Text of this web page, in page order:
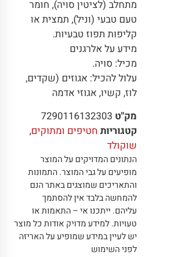
מתחלב (לציטין סויה), חומר
טעם טבעי (וניל), תמצית או
קליפות תפוז טבעיות.
מידע על אלרגנים
מכיל: סויה.
עלול להכיל: אגוזים (שקדים,
לוז, קשיו, אגוזי אדמה
מק"ט 7290116132303
קטגוריות חטיפים ומתוקים,
שוקולד
הנתונים המדויקים על המוצר
מופיעים על גבי המוצר.התמונות
והתאריכים שמוצגים באתר הנם
להמחשה בלבד אין להסתמך
עליהם.ייתכנו אי – התאמות או
טעויות.למידע מדויק אודות כל מוצר
יש לעיין במידע שמופיע על האריזה
לפני השימוש